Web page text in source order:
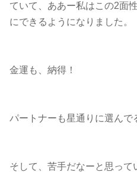
ていて、ああー私はこの2面
にできるようになりました。
金運も、納得！
パートナーも星通りに選んで
そして、苦手だなーと思っ